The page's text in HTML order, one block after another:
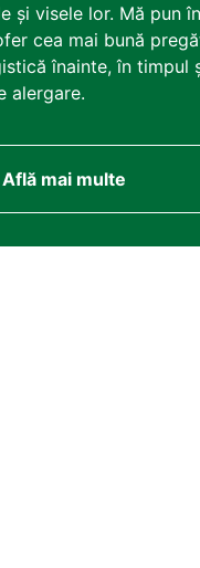
și visele lor. Mă pun
cea mai bună
înainte, în timpul
alergare.
Află mai multe